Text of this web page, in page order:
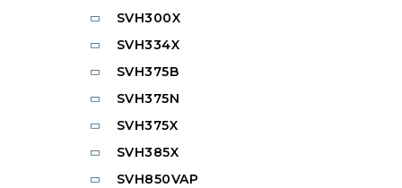
SVH300X
SVH334X
SVH375B
SVH375N
SVH375X
SVH385X
SVH850VAP